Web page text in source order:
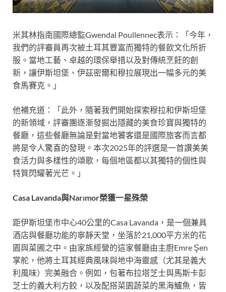
米其林指南國際總監Gwendal Poullennec表示：「今年，
我們的評審員再次被土耳其豐富而獨特的餐飲文化所折
服。當地工藝、卓越的環保舉措以及對傳統烹飪的創
新，讓伊斯坦堡、伊茲密爾和穆拉展現出一幅多元的美
食馬賽克。」
他補充道：「此外，隨著我們開始探索穆拉和伊斯坦堡
的新領域，評審團逐漸發掘出隱藏的美食珍寶與獨特的
餐廳，這些餐廳無論是對當地饕客還是國際旅客而言都
將是令人驚喜的發現。本次2025年的評選是一首讚美美
食活力與多樣性的頌歌，每個地區都以其獨特的個性與
特質閃耀著光芒。」
Casa Lavanda與Narımor榮獲一星殊榮
距伊斯坦堡市中心40公里的Casa Lavanda，是一個兼具
酒店與餐廳功能的寧靜天堂，坐落於21,000平方米的花
園與菜圃之中。由家族經營的這家餐廳由主廚Emre Şen
掌舵，他將土耳其經典風味與地中海靈感（尤其是義大
利風味）完美融合。例如，包著布拉塔芝士與馬斯卡彭
芝士的義大利方餃，以及配搭菜園蔬菜的黑海鱸魚，皆